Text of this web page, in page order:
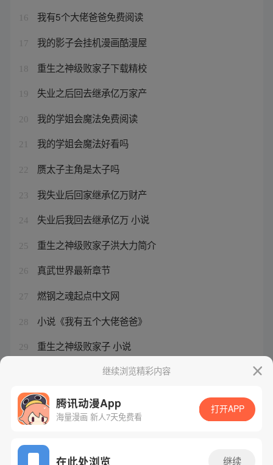
16 我有5个大佬爸爸免费阅读
17 我的影子会挂机漫画酷漫屋
18 重生之神级败家子下载精校
19 失业之后回去继承亿万家产
20 我的学姐会魔法免费阅读
21 我的学姐会魔法好看吗
22 赝太子主角是太子吗
23 我失业后回家继承亿万财产
24 失业后我回去继承亿万 小说
25 重生之神级败家子洪大力简介
26 真武世界最新章节
27 燃钢之魂起点中文网
28 小说《我有五个大佬爸爸》
29 重生之神级败家子 小说
《我的学姐会魔法》继续浏览精彩内容
腾讯动漫App
海量漫画 新人7天免费看
打开APP
在此处浏览 继续
网站备案/许可证号：粤B2-20090059-5